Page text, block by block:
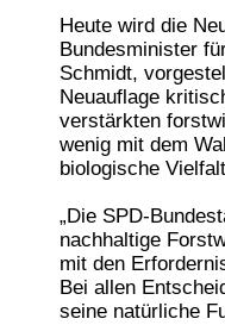
Heute wird die
Bundesminister
Schmidt,
Neuauflage
verstärkten
wenig mit dem
biologische
„Die SPD-
nachhaltige
mit den
Bei allen
seine natürliche